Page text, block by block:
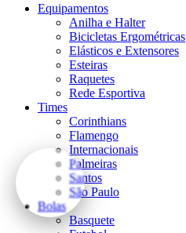
Equipamentos
Anilha e Halter
Bicicletas Ergométricas
Elásticos e Extensores
Esteiras
Raquetes
Rede Esportiva
Times
Corinthians
Flamengo
Internacionais
Palmeiras
Santos
São Paulo
Bolas
Basquete